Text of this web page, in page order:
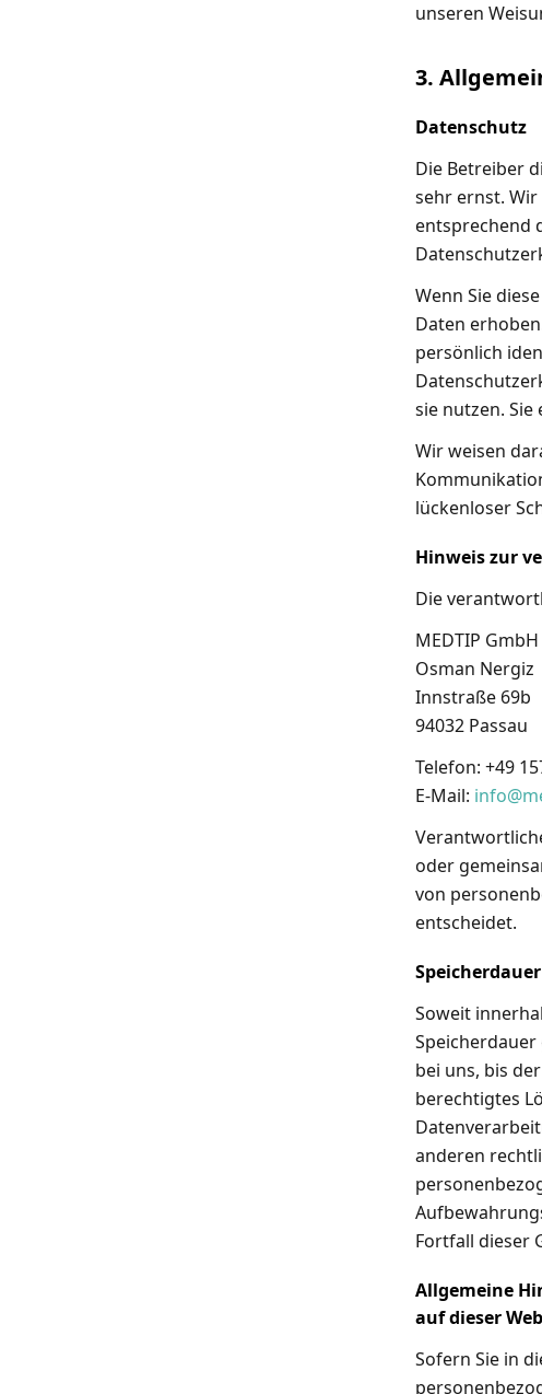
unseren
3.
Datenschutz
Die Betreiber
sehr ernst.
entsprechend
Wenn Sie
Daten
persönlich
sie nutzen.
Wir weisen
lückenloser
Hinweis zur
Die
MEDTIP GmbH
Osman Nergiz
Innstraße 69b
94032 Passau
Telefon: +49
E-Mail:
oder
von
entscheidet.
Speicherdauer
Soweit
bei uns, bis
berechtigtes
anderen
Fortfall dieser
Allgemeine
auf dieser
Sofern Sie in